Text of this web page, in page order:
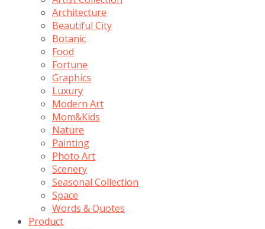
Architecture
Beautiful City
Botanic
Food
Fortune
Graphics
Luxury
Modern Art
Mom&Kids
Nature
Painting
Photo Art
Scenery
Seasonal Collection
Space
Words & Quotes
Product